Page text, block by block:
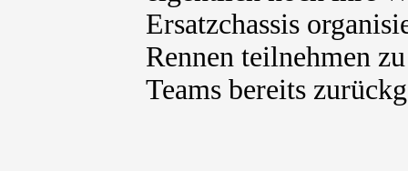
Ersatzchassis
Rennen teilnehmen
Teams bereits